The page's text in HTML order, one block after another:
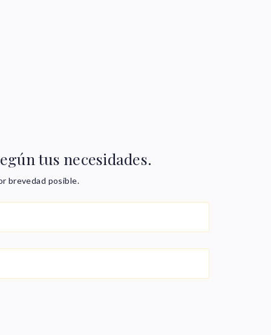
tus necesidades.
brevedad posible.